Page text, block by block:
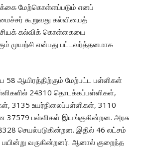
மேற்கொள்ளப்படும் எனப்
கூறுவது கல்வியைத்
கல்விக் கொள்கையை
முயற்சி என்பது பட்டவர்த்தனமாக
58 ஆயிரத்திற்கும் மேற்பட்ட பள்ளிகள்
24310 தொடக்கப்பள்ளிகள்,
3135 உயர்நிலைப்பள்ளிகள், 3110
37579 பள்ளிகள் இயங்குகின்றன. அரசு
செயல்படுகின்றன. இதில் 46 லட்சம்
வருகின்றனர். ஆனால் குறைந்த